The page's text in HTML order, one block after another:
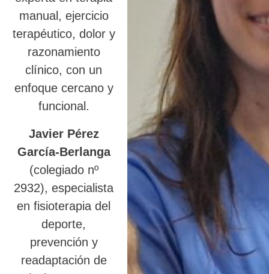
manual, ejercicio
terapéutico, dolor y
razonamiento
clínico, con un
enfoque cercano y
funcional.
Javier Pérez
García-Berlanga
(colegiado nº
2932), especialista
en fisioterapia del
deporte,
prevención y
readaptación de